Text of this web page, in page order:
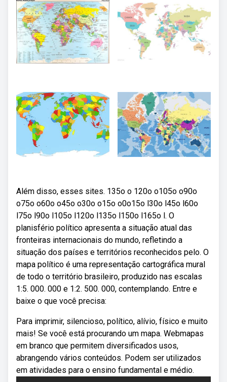
Além disso, esses sites. 135o o 120o o105o o90o
o75o o60o o45o o30o o15o o0o15o l30o l45o l60o
l75o l90o l105o l120o l135o l150o l165o l. O
planisfério político apresenta a situação atual das
fronteiras internacionais do mundo, refletindo a
situação dos países e territórios reconhecidos pelo. O
mapa político é uma representação cartográfica mural
de todo o território brasileiro, produzido nas escalas
1:5. 000. 000 e 1:2. 500. 000, contemplando. Entre e
baixe o que você precisa:
Para imprimir, silencioso, político, alívio, físico e muito
mais! Se você está procurando um mapa. Webmapas
em branco que permitem diversificados usos,
abrangendo vários conteúdos. Podem ser utilizados
em atividades para o ensino fundamental e médio.